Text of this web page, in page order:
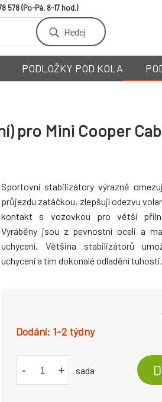
578
Hledej
PODLOŽKY POD KOLA
pro Mini Cooper
Sportovní stabilizátory výrazně
průjezdu zatáčkou, zlepšují odezvu
kontakt s vozovkou pro větší
Vyráběny jsou z pevnostní oceli a
uchycení. Většina stabilizátorů
uchycení a tím dokonalé odladění
1-2 týdny
- + sada